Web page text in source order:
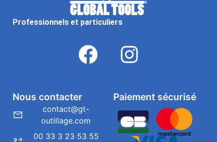
Professionnels et particuliers
Paiement sécurisé
Nous contacter
contact@gt-
outillage.com
00 33 3 23 53 55